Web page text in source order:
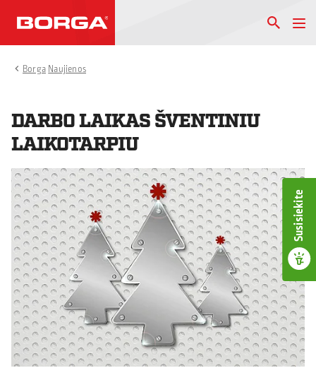
Susisiekite
Borga Naujienos
DARBO LAIKAS ŠVENTINIU
LAIKOTARPIU